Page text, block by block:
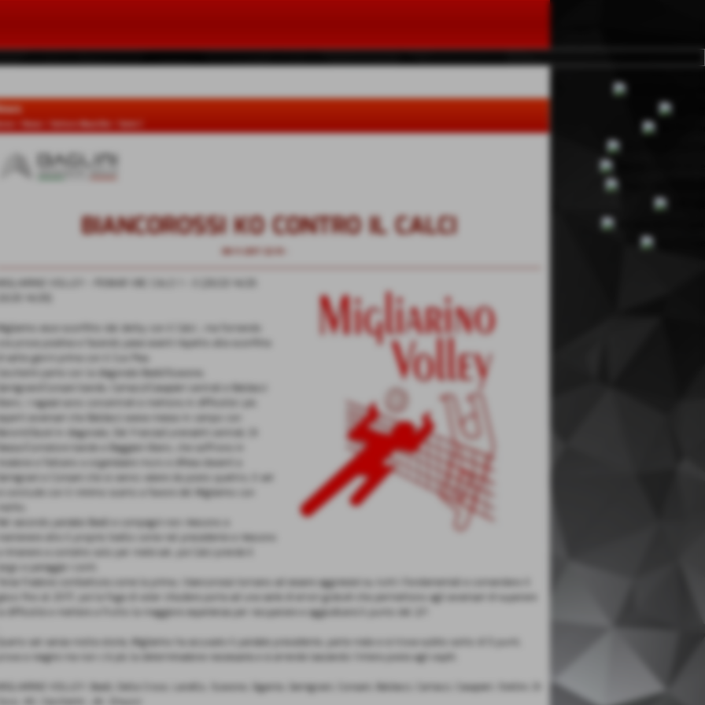
News Settore Maschile Serie C
BIANCOROSSI KO CONTRO IL CALCI
esce sconfitto dal derby con il Calci , ma fornendo
sette giorni prima con il Cus Pisa.
parte con la diagonale Basili/Scavone,
Consani bande, Cartacci/Casapieri centrali e Baldacci
i ragazzi sono concentrati e mettono in difficoltà i più
Giusti in diagonale, Del Francia/Lorenzetti centrali, Di
Contatore bande e Baggiani libero, che soffrono in
e faticano a organizzare muro e difesa davanti a
e Consani che si vanno valere da posto quattro, il set
conclude con il minimo scarto a favore del Migliarino con
secondo parziale Basili e compagni non riescono a
e pareggia i conti.
frazione combattuta come la prima, i biancorossi tornano ad essere aggressivi su tutti i fondamentali e comandano il
fino al 21/17, poi la foga di voler chiudere porta ad una serie di errori gratuiti che permettono agli avversari di superare
difficoltà e mettere a frutto la maggiore esperienza per recuperare e aggiudicarsi il punto del 2/1
set senza molta storia, Migliarino ha accusato il parziale precedente, parte male e si trova subito sotto di 5 punti,
a reagire ma non c´è più la determinazione necessaria e si arrende lasciando l´intera posta agli ospiti.
VOLLEY: Basili, Della Croce, Lanzillo, Scavone, Gigante, Gemignani, Consani, Baldacci, Cartacci, Casapieri, Stellini, Di